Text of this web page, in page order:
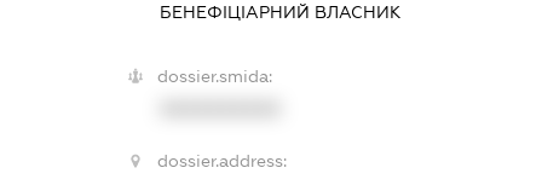
БЕНЕФІЦІАРНИЙ ВЛАСНИК
dossier.smida:
dossier.address: